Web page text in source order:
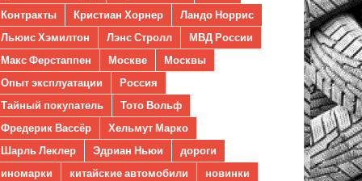
Контракты
Кристиан Хорнер
Ландо Норрис
Льюис Хэмилтон
Лэнс Стролл
МВД России
Макс Ферстаппен
Москве
Москвы
Опыт эксплуатации
Россия
Тайный покупатель
Тото Вольф
Фредерик Вассёр
Хельмут Марко
Шарль Леклер
Эдриан Ньюи
дороги
иномарки
китайские автомобили
новинки